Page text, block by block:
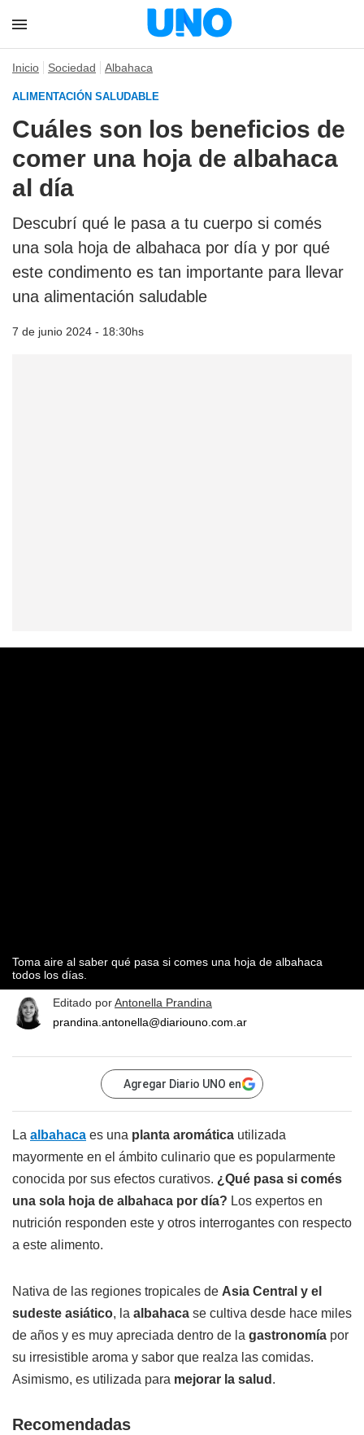
Inicio Sociedad Albahaca
ALIMENTACIÓN SALUDABLE
Cuáles son los beneficios de
comer una hoja de albahaca
al día
Descubrí qué le pasa a tu cuerpo si comés
una sola hoja de albahaca por día y por qué
este condimento es tan importante para llevar
una alimentación saludable
7 de junio 2024 - 18:30hs
Toma aire al saber qué pasa si comes una hoja de albahaca
todos los días.
Editado porAntonella Prandina
prandina.antonella@diariouno.com.ar
Agregar Diario UNO en
La albahaca es una planta aromática utilizada
mayormente en el ámbito culinario que es popularmente
conocida por sus efectos curativos. ¿Qué pasa si comés
una sola hoja de albahaca por día? Los expertos en
nutrición responden este y otros interrogantes con respecto
a este alimento.
Nativa de las regiones tropicales de Asia Central y el
sudeste asiático, la albahaca se cultiva desde hace miles
de años y es muy apreciada dentro de la gastronomía por
su irresistible aroma y sabor que realza las comidas.
Asimismo, es utilizada para mejorar la salud .
Recomendadas